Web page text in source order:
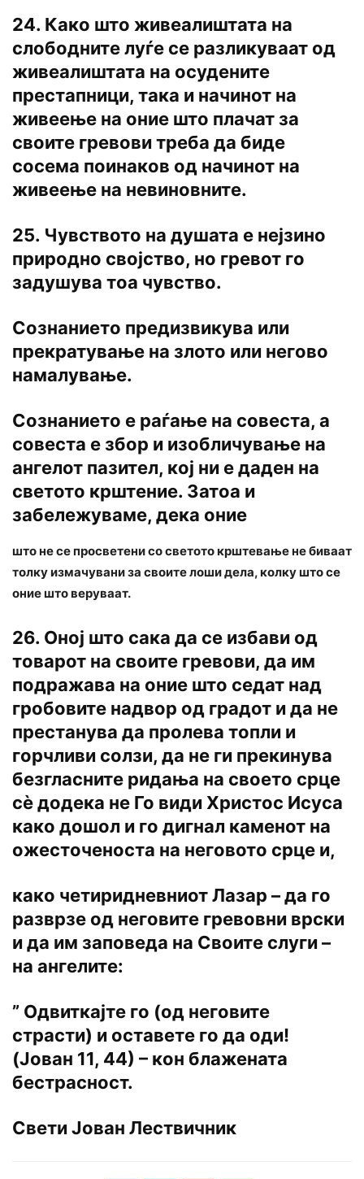
24. Како што живеалиштата на
слободните луѓе се разликуваат од
живеалиштата на осудените
престапници, така и начинот на
живеење на оние што плачат за
своите гревови треба да биде
сосема поинаков од начинот на
живеење на невиновните.
25. Чувството на душата е нејзино
природно својство, но гревот го
задушува тоа чувство.
Сознанието предизвикува или
прекратување на злото или негово
намалување.
Сознанието е раѓање на совеста, а
совеста е збор и изобличување на
ангелот пазител, кој ни е даден на
светото крштение. Затоа и
забележуваме, дека оние
што не се просветени co светото крштевање не биваат
толку измачувани за своите лоши дела, колку што се
оние што веруваат.
26. Оној што сака да се избави од
товарот на своите гревови, да им
подражава на оние што седат над
гробовите надвор од градот и да не
престанува да пролева топли и
горчливи солзи, да не ги прекинува
безгласните ридања на своето срце
сѐ додека не Го види Христос Исуса
како дошол и го дигнал каменот на
ожесточеноста на неговото срце и,
како четиридневниот Лазар – да го
разврзе од неговите гревовни врски
и да им заповеда на Своите слуги –
на ангелите:
” Одвиткајте го (од неговите
страсти) и оставете го да оди!
(Јован 11, 44) – кон блажената
бестрасност.
Свети Јован Лествичник